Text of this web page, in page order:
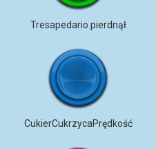
Tresapedario pierdnął
CukierCukrzycaPrędkość